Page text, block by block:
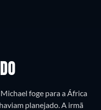
foge para a África
planejado. A irmã